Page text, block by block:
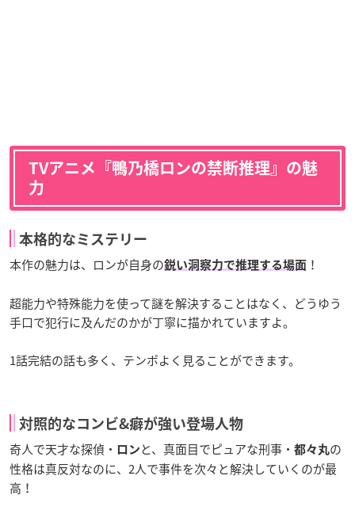
TVアニメ『鴨乃橋ロンの禁断推理』の魅
力
本格的なミステリー
本作の魅力は、ロンが自身の鋭い洞察力で推理する場面 ！
超能力や特殊能力を使って謎を解決することはなく、どうゆう
手口で犯行に及んだのかが丁寧に描かれていますよ。
1話完結の話も多く、テンポよく見ることができます。
対照的なコンビ&癖が強い登場人物
奇人で天才な探偵・ ロン と、真面目でピュアな刑事・ 都々丸の
性格は真反対なのに、2人で事件を次々と解決していくのが最
高！